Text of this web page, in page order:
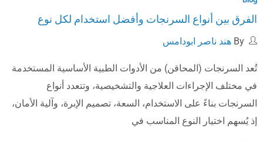
الفرق بين أنواع السرنجات وأفضل استخدام لكل نوع
هند ناصر ابودامس
تُعد السرنجات (المحاقن) من الأدوات الطبية الأساسية المستخدمة
في مختلف الإجراءات العلاجية والتشخيصية، وتتعدد أنواع
السرنجات بناءً على الاستخدام، السعة، تصميم الإبرة، وآلية الأمان،
إذ يُسهم اختيار النوع المناسب في